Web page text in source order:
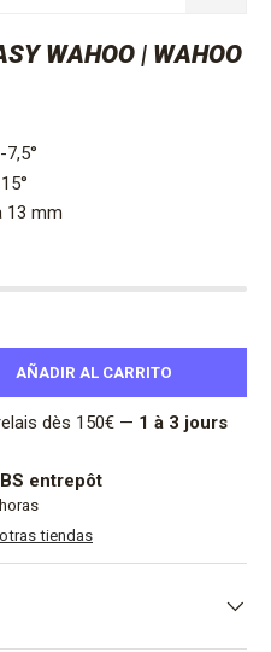
WAHOO | WAHOO
13 mm
CANTIDAD
AÑADIR AL CARRITO
dès 150€ — 1 à 3 jours
entrepôt
tiendas